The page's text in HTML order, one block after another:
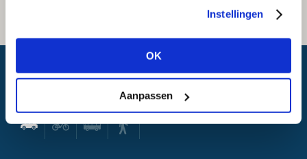
Instellingen
OK
Aanpassen